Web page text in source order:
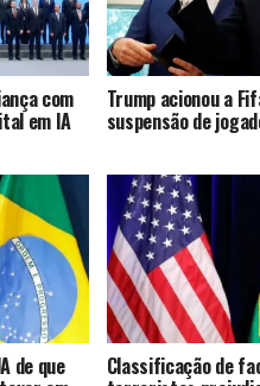
com
em IA
Trump acionou a
suspensão de
de que Classificação de